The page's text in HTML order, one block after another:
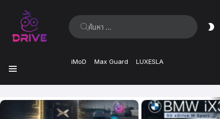
ค้นหา:
iMoD Max Guard LUXESLA